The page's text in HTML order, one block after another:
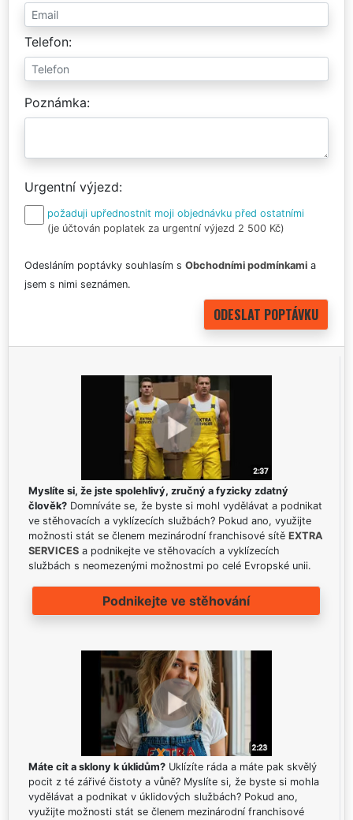
Telefon
Poznámka
Urgentní výjezd
požaduji upřednostnit moji objednávku před ostatními
(je účtován poplatek za urgentní výjezd 2 500 Kč)
Odesláním poptávky souhlasím s Obchodními podmínkami a
jsem s nimi seznámen.
Myslíte si, že jste spolehlivý, zručný a fyzicky zdatný
člověk? Domníváte se, že byste si mohl vydělávat a podnikat
ve stěhovacích a vyklízecích službách? Pokud ano, využijte
možnosti stát se členem mezinárodní franchisové sítě EXTRA
SERVICES a podnikejte ve stěhovacích a vyklízecích
službách s neomezenými možnostmi po celé Evropské unii.
Podnikejte ve stěhování
Máte cit a sklony k úklidům? Uklízíte ráda a máte pak skvělý
pocit z té zářivé čistoty a vůně? Myslíte si, že byste si mohla
vydělávat a podnikat v úklidových službách? Pokud ano,
využijte možnosti stát se členem mezinárodní franchisové